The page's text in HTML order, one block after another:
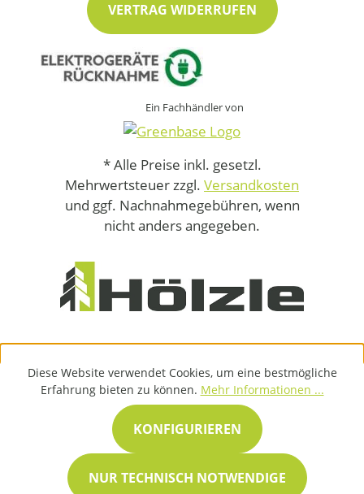
VERTRAG WIDERRUFEN
Ein Fachhändler von
* Alle Preise inkl. gesetzl.
Mehrwertsteuer zzgl. Versandkosten
und ggf. Nachnahmegebühren, wenn
nicht anders angegeben.
Diese Website verwendet Cookies, um eine bestmögliche
Erfahrung bieten zu können. Mehr Informationen ...
NUR TECHNISCH NOTWENDIGE
KONFIGURIEREN